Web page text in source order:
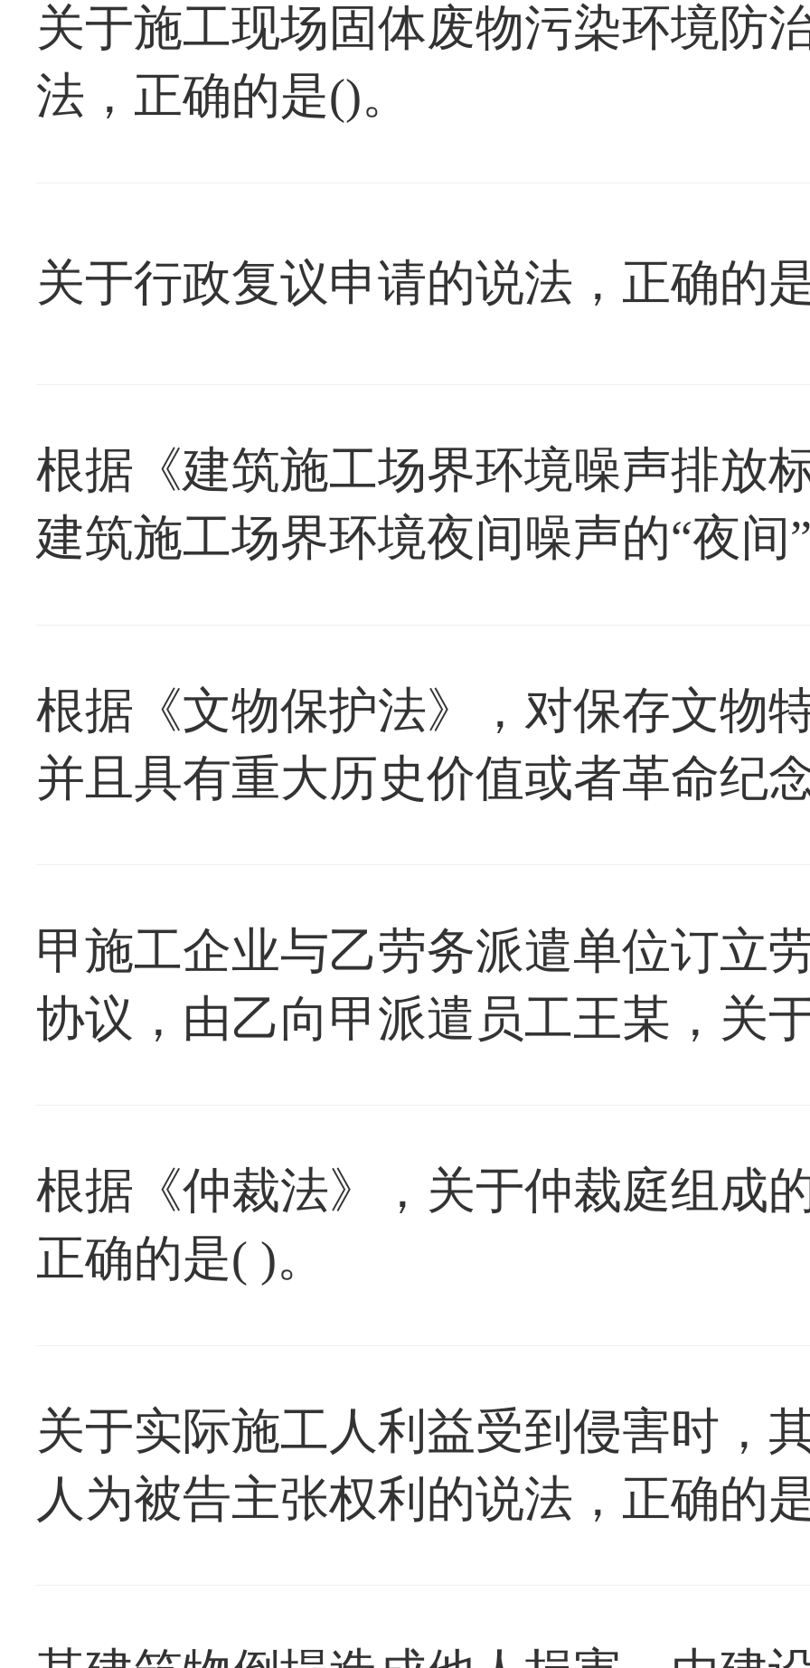
关于施工现场固体废物污染环境防
法，正确的是()。
关于行政复议申请的说法，正确的
根据《建筑施工场界环境噪声排放
建筑施工场界环境夜间噪声的“夜间
根据《文物保护法》，对保存文物
并且具有重大历史价值或者革命纪
位是(
甲施工企业与乙劳务派遣单位订立
协议，由乙向甲派遣员工王某，关
根据《仲裁法》，关于仲裁庭组成
正确的是( )。
关于实际施工人利益受到侵害时，
人为被告主张权利的说法，正确的